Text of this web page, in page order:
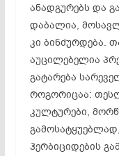
ანადგურებს და
დაბალია,
კი ბინძურდება.
აუცილებელია
გატარება
როგორიცაა:
კულტურები,
ჰერბიციდების